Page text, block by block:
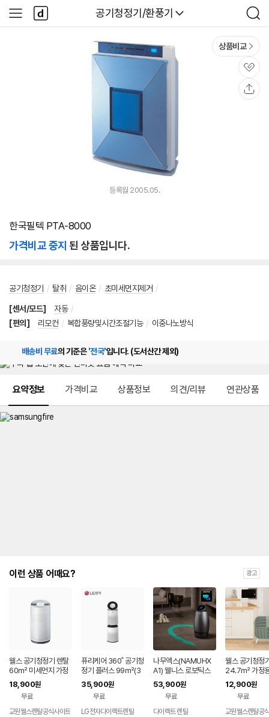
다나와
공기청정기/환풍기
검
색
사
이
다
나
와
상품비교
관
심
등록월 2005.05.
한국필텍 PTA-8000
가격비교 중지 된 상품입니다.
공기청정기 / 탈취 / 음이온 / 초미세먼지제거 /
[센서/모드] 자동 /
[편의]
리모컨 / 복합풍량및시간조절기능 / 이중나노방식
배송비 무료의 기준은'전국'입니다. (도서산간 제외)
요약정보 가격비교 상품정보 의견/리뷰 연관상품
이런 상품 어때요? 광고
웰스 공기청정기 렌탈
60㎡ 미세먼지 가정
용 회사 사무실 학원 병
원 미세먼지 토네이도
360도 AR318 셀프관
리 60개월약정
18,900원
무료
교원웰스렌탈공식사이트
퓨리케어 360˚ 공기청
정기 플러스 99㎡(3
0평) 렌탈 AS303DW
FAM 렌탈 셀프관리 7
2개월약정
35,900원
무료
LG전자다이렉트렌탈
나무엑스(NAMUHX
A1) 웰니스 로보틱스
에어센서 바이탈체크
66.0㎡ 72개월약정
관리없음 SK 인텔릭스
공기청정기 렌탈 가정
53,900원
무료
다이렉트 렌탈
웰스 공기청정
24.7㎡ 가정
먼지 제거 미니
스탠드 회사 병
실 학원
관리 60개월약
12,900원
무료
교원웰스렌탈공